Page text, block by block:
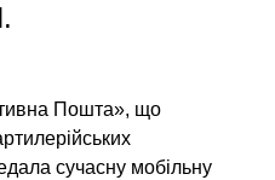
Пошта», що
сучасну мобільну